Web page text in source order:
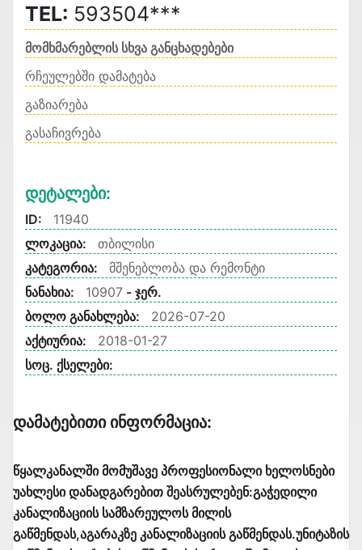
TEL: 593504***
მომხმარებლის სხვა განცხადებები
რჩეულებში დამატება
გაზიარება
გასაჩივრება
Დეტალები:
ID:
11940
ლოკაცია:
თბილისი
კატეგორია:
მშენებლობა და რემონტი
ნანახია:
10907 - ჯერ.
ბოლო განახლება:
2026-07-20
აქტიურია:
2018-01-27
სოც. ქსელები:
Დამატებითი Ინფორმაცია:
წყალკანალში მომუშავე პროფესიონალი ხელოსნები
უახლესი დანადგარებით შეასრულებენ:გაჭედილი
კანალიზაციის სამზარეულოს მილის
გაწმენდას,აგარაკზე კანალიზაციის გაწმენდას.უნიტაზის